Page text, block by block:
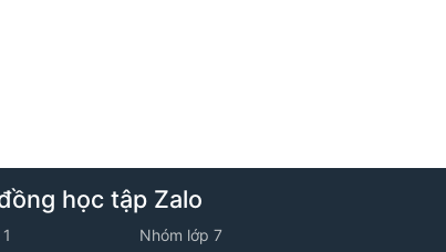
và hiệu của hai vecto
học tập Zalo
Nhóm lớp 7